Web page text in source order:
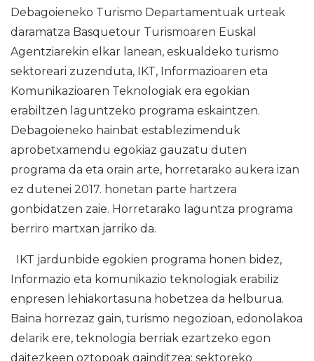
Debagoieneko Turismo Departamentuak urteak
daramatza Basquetour Turismoaren Euskal
Agentziarekin elkar lanean, eskualdeko turismo
sektoreari zuzenduta, IKT, Informazioaren eta
Komunikazioaren Teknologiak era egokian
erabiltzen laguntzeko programa eskaintzen.
Debagoieneko hainbat establezimenduk
aprobetxamendu egokiaz gauzatu duten
programa da eta orain arte, horretarako aukera izan
ez dutenei 2017. honetan parte hartzera
gonbidatzen zaie. Horretarako laguntza programa
berriro martxan jarriko da.
IKT jardunbide egokien programa honen bidez,
Informazio eta komunikazio teknologiak erabiliz
enpresen lehiakortasuna hobetzea da helburua.
Baina horrezaz gain, turismo negozioan, edonolakoa
delarik ere, teknologia berriak ezartzeko egon
daitezkeen oztopoak gainditzea; sektoreko